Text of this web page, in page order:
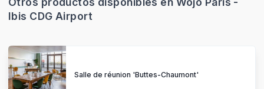
Ibis CDG Airport
Salle de réunion 'Buttes-Chaumont'